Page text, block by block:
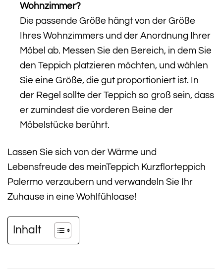
Wohnzimmer?
Die passende Größe hängt von der Größe
Ihres Wohnzimmers und der Anordnung Ihrer
Möbel ab. Messen Sie den Bereich, in dem Sie
den Teppich platzieren möchten, und wählen
Sie eine Größe, die gut proportioniert ist. In
der Regel sollte der Teppich so groß sein, dass
er zumindest die vorderen Beine der
Möbelstücke berührt.
Lassen Sie sich von der Wärme und
Lebensfreude des meinTeppich Kurzflorteppich
Palermo verzaubern und verwandeln Sie Ihr
Zuhause in eine Wohlfühloase!
Inhalt